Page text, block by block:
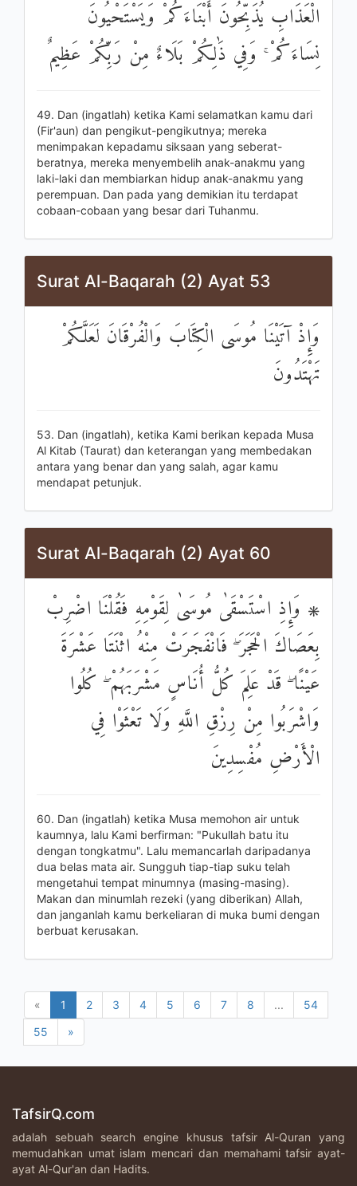
الْعَذَابِ يُذَبِّحُونَ أَبْنَاءَكُمْ وَيَسْتَحْيُونَ
نِسَاءَكُمْ ۚ وَفِي ذَٰلِكُمْ بَلَاءٌ مِنْ رَبِّكُمْ عَظِيمٌ
49. Dan (ingatlah) ketika Kami selamatkan kamu dari
(Fir'aun) dan pengikut-pengikutnya; mereka
menimpakan kepadamu siksaan yang seberat-
beratnya, mereka menyembelih anak-anakmu yang
laki-laki dan membiarkan hidup anak-anakmu yang
perempuan. Dan pada yang demikian itu terdapat
cobaan-cobaan yang besar dari Tuhanmu.
Surat Al-Baqarah (2) Ayat 53
وَإِذْ آتَيْنَا مُوسَى الْكِتَابَ وَالْفُرْقَانَ لَعَلَّكُمْ
تَهْتَدُونَ
53. Dan (ingatlah), ketika Kami berikan kepada Musa
Al Kitab (Taurat) dan keterangan yang membedakan
antara yang benar dan yang salah, agar kamu
mendapat petunjuk.
Surat Al-Baqarah (2) Ayat 60
۞ وَإِذِ اسْتَسْقَىٰ مُوسَىٰ لِقَوْمِهِ فَقُلْنَا اضْرِبْ
بِعَصَاكَ الْحَجَرَ ۖ فَانْفَجَرَتْ مِنْهُ اثْنَتَا عَشْرَةَ
عَيْنًا ۖ قَدْ عَلِمَ كُلُّ أُنَاسٍ مَشْرَبَهُمْ ۖ كُلُوا
وَاشْرَبُوا مِنْ رِزْقِ اللَّهِ وَلَا تَعْثَوْا فِي
الْأَرْضِ مُفْسِدِينَ
60. Dan (ingatlah) ketika Musa memohon air untuk
kaumnya, lalu Kami berfirman: "Pukullah batu itu
dengan tongkatmu". Lalu memancarlah daripadanya
dua belas mata air. Sungguh tiap-tiap suku telah
mengetahui tempat minumnya (masing-masing).
Makan dan minumlah rezeki (yang diberikan) Allah,
dan janganlah kamu berkeliaran di muka bumi dengan
berbuat kerusakan.
« 1 2 3 4 5 6 7 8 ...
54
55
»
TafsirQ.com
adalah sebuah search engine khusus tafsir Al-Quran yang
memudahkan umat islam mencari dan memahami tafsir ayat-
ayat Al-Qur'an dan Hadits.